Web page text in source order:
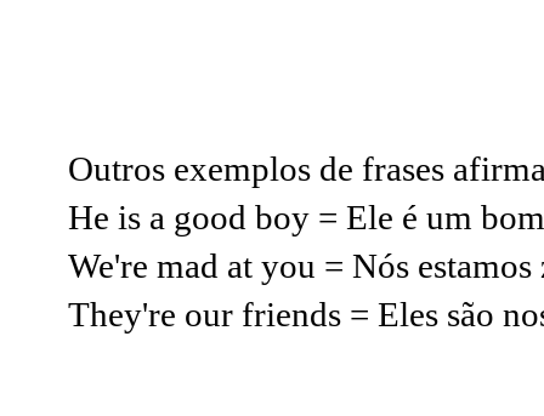
Outros exemplos de frases
He is a good boy = Ele é um
We're mad at you = Nós
They're our friends = Eles são